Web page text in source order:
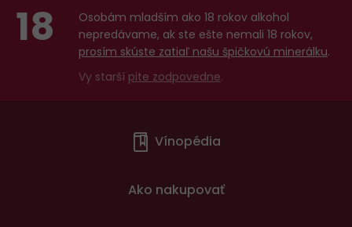
18
Osobám mladším ako 18 rokov alkohol
nepredávame, ak ste ešte nemali 18 rokov,
prosím skúste zatiaľ našu špičkovú minerálku.
Vy starší pite zodpovedne.
Vínopédia
Ako nakupovať